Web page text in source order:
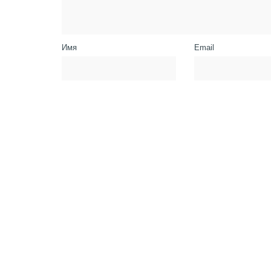
Имя Email